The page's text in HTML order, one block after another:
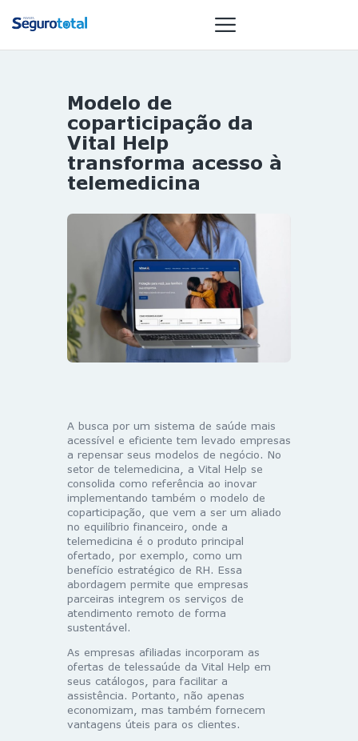
NOTÍCIAS
REVISTA
ESPECIAIS
GAIVOTA DE
ST SUMMIT
MULHERES
GESTORAS
HOMEST
HOME
Modelo de
coparticipação da
Vital Help
transforma acesso à
telemedicina
A busca por um sistema de saúde mais
acessível e eficiente tem levado empresas
a repensar seus modelos de negócio. No
setor de telemedicina, a Vital Help se
consolida como referência ao inovar
implementando também o modelo de
coparticipação, que vem a ser um aliado
no equilíbrio financeiro, onde a
telemedicina é o produto principal
ofertado, por exemplo, como um
benefício estratégico de RH. Essa
abordagem permite que empresas
parceiras integrem os serviços de
atendimento remoto de forma
sustentável.
As empresas afiliadas incorporam as
ofertas de telessaúde da Vital Help em
seus catálogos, para facilitar a
assistência. Portanto, não apenas
economizam, mas também fornecem
vantagens úteis para os clientes.